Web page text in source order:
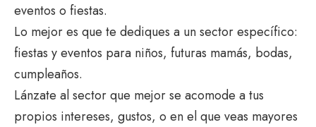
eventos o fiestas.
Lo mejor es que te dediques a un sector específico:
fiestas y eventos para niños, futuras mamás, bodas,
cumpleaños.
Lánzate al sector que mejor se acomode a tus
propios intereses, gustos, o en el que veas mayores